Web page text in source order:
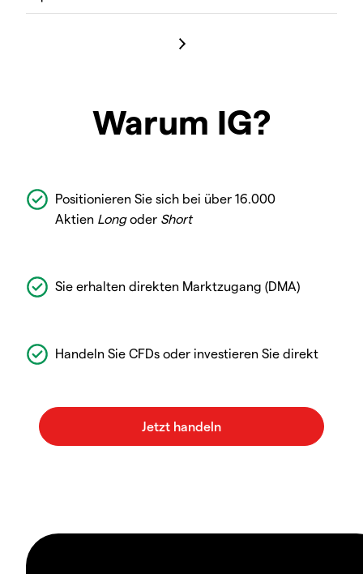
Warum IG?
Positionieren Sie sich bei über 16.000
Aktien Longoder Short
Sie erhalten direkten Marktzugang (DMA)
Handeln Sie CFDs oder investieren Sie direkt